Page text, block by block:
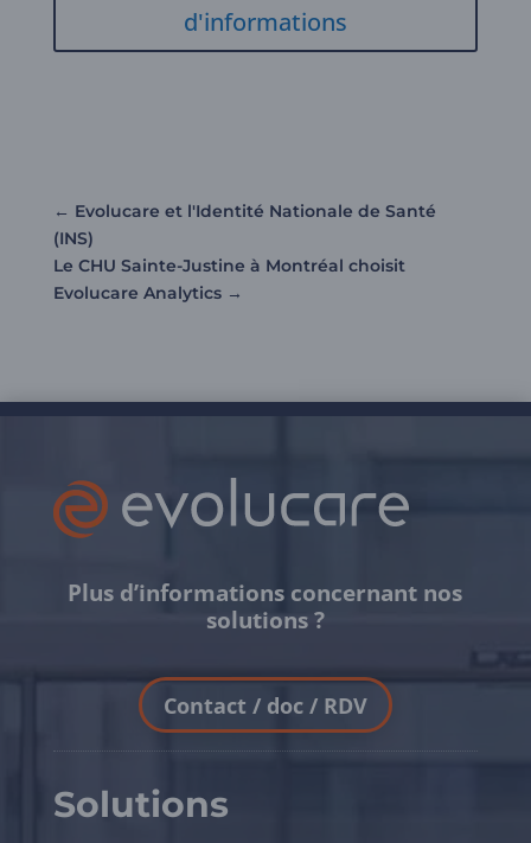
d'informations
← Evolucare et l'Identité Nationale de Santé
(INS)
Le CHU Sainte-Justine à Montréal choisit
Evolucare Analytics→
Plus d’informations concernant nos
solutions ?
Contact / doc / RDV
Solutions